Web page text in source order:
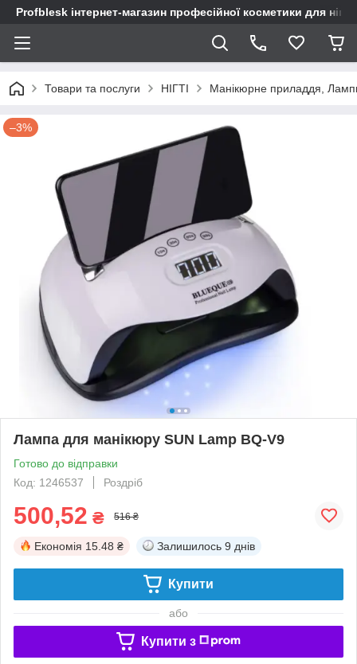
Profblesk інтернет-магазин професійної косметики для
Товари та послуги НІГТІ Манікюрне приладдя,
–3%
Лампа для манікюру SUN Lamp BQ-V9
Готово до відправки
Код: 1246537
Роздріб
500,52 ₴ 516 ₴
Економія 15.48 ₴ Залишилось 9 днів
Купити
або
Купити з